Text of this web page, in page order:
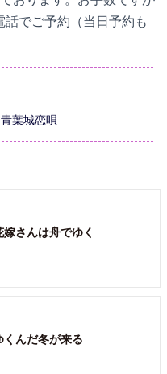
でご予約（当日予約も
青葉城恋唄
嫁さんは舟でゆく
くんだ冬が来る